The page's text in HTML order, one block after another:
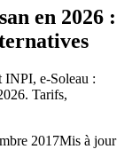
en 2026 :
INPI, e-Soleau :
Tarifs,
2017Mis à jour